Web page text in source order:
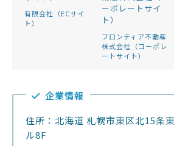
有限会社（ECサイ
ト）
フロンティア不動産
株式会社（コーポレ
ートサイト）
企業情報
住所：北海道 札幌市東区北15条
ル8F